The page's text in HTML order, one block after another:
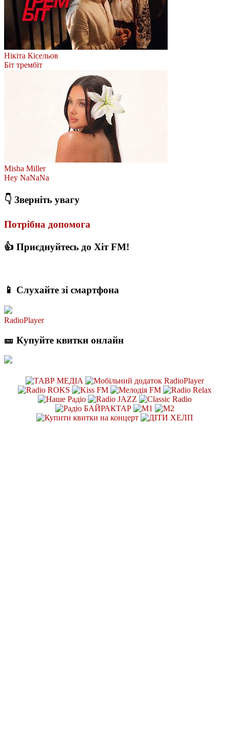
Нікіта Кісельов
Біт трембіт
Misha Miller
Hey NaNaNa
👇 Зверніть увагу
Потрібна допомога
👍 Приєднуйтесь до Хіт FM!
📱 Слухайте зі смартфона
RadioPlayer
🎫 Купуйте квитки онлайн